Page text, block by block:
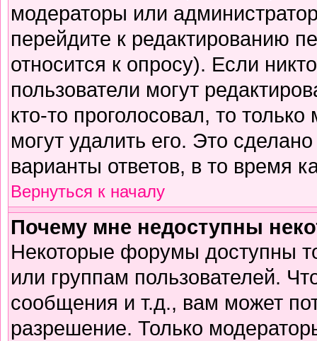
модераторы или
перейдите к редактированию
относится к опросу). Если
пользователи могут
кто-то проголосовал, то
могут удалить его. Это
варианты ответов, в то время
Вернуться к началу
Почему мне недоступны
Некоторые форумы доступны
или группам пользователей.
сообщения и т.д., вам может
разрешение. Только